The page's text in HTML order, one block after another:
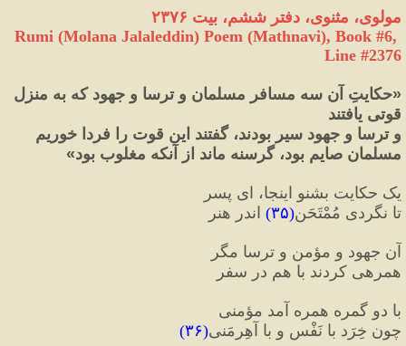
مولوی، مثنوی، دفتر ششم، بیت ۲۳۷۶
Rumi (Molana Jalaleddin) Poem (Mathnavi), Book #6,
Line #2376
«
قوتی یافتند
و ترسا و جهود سیر بودند، گفتند این قوت را فردا خوریم
مسلمان صایم بود، گرسنه ماند از آنکه مغلوب بود»
یک حکایت بشنو اینجا، ای پسر
تا نگردی مُمْتَحَن(۳۵) اندر هنر
آن جهود و مؤمن و ترسا مگر
همرهی کردند با هم در سفر
با دو گمره همره آمد مؤمنی
چون خِرَد با نَفْس و با آهِرمَنی(۳۶)